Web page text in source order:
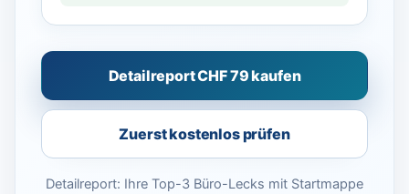
Detailreport CHF 79 kaufen
Zuerst kostenlos prüfen
Detailreport: Ihre Top-3 Büro-Lecks mit Startmappe